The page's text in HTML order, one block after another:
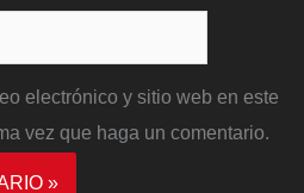
electrónico y sitio web en este
vez que haga un comentario.